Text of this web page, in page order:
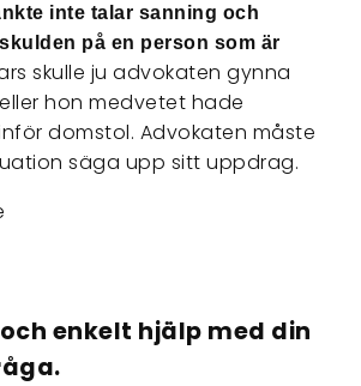
inte talar sanning och
på en person som är
skulle ju advokaten gynna
hon medvetet hade
domstol. Advokaten måste
säga upp sitt uppdrag.
enkelt hjälp med din